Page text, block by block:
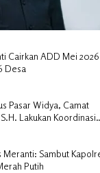
Cairkan ADD Mei 2026
Desa
Pasar Widya, Camat
Lakukan Koordinasi
Meranti: Sambut
Putih